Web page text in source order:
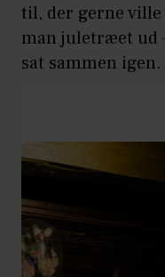
til, der gerne
man juletræet ud
sat sammen igen.